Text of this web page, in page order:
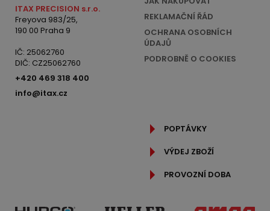
ITAX PRECISION s.r.o.
Freyova 983/25,
190 00 Praha 9
IČ: 25062760
DIČ: CZ25062760
+420 469 318 400
info@itax.cz
REKLAMAČNÍ ŘÁD
OCHRANA OSOBNÍCH
ÚDAJŮ
PODROBNĚ O COOKIES
POPTÁVKY
VÝDEJ ZBOŽÍ
PROVOZNÍ DOBA